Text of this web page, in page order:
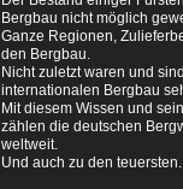
Bergbau nicht möglich
Ganze Regionen,
den Bergbau.
Nicht zuletzt waren und
internationalen Bergbau
Mit diesem Wissen und
zählen die deutschen
weltweit.
Und auch zu den teuersten.